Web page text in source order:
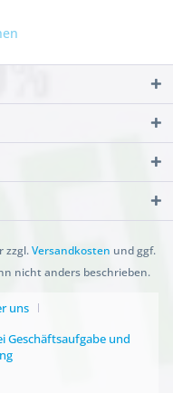
zzgl.Versandkosten und ggf.
nicht anders beschrieben.
uns
Geschäftsaufgabe und